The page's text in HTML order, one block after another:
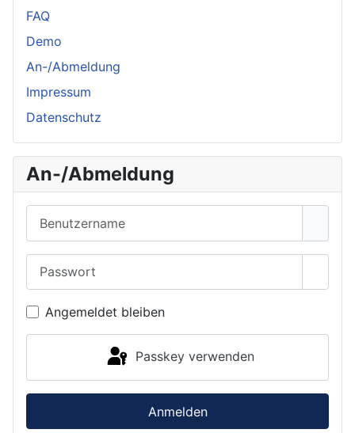
FAQ
Demo
An-/Abmeldung
Impressum
Datenschutz
An-/Abmeldung
Angemeldet bleiben
Passkey verwenden
Anmelden